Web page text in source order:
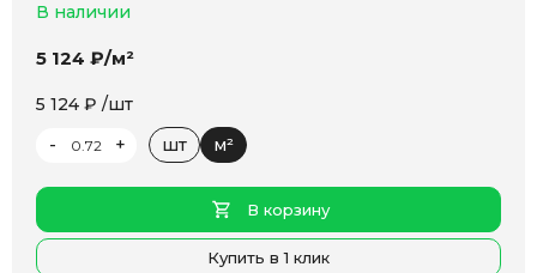
В наличии
5 124 ₽/м²
5 124 ₽ /шт
-
+ шт м²
В корзину
Купить в 1 клик